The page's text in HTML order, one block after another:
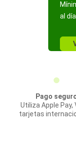
al día
Pago
Utiliza Apple Pay,
tarjetas